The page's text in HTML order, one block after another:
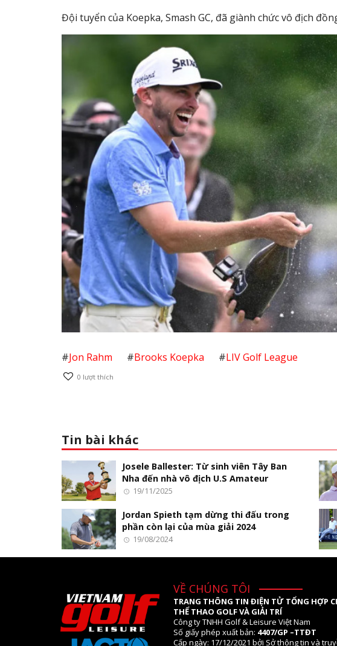
Đội tuyển của Koepka, Smash GC, đã giành chức vô địch
#Jon Rahm #Brooks Koepka #LIV Golf League
0 lượt thích
Tin bài khác
Josele Ballester: Từ sinh viên Tây Ban
Nha đến nhà vô địch U.S Amateur
19/11/2025
Jordan Spieth tạm dừng thi đấu trong
phần còn lại của mùa giải 2024
19/08/2024
VỀ CHÚNG TÔI
TRANG THÔNG TIN ĐIỆN TỬ TỔNG HỢP
THỂ THAO GOLF VÀ GIẢI TRÍ
Công ty TNHH Golf & Leisure Việt Nam
Số giấy phép xuất bản: 4407/GP –TTĐT
Cấp ngày: 17/12/2021 bởi Sở thông tin và